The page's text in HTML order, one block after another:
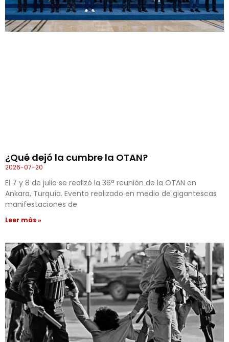
¿Qué dejó la cumbre la OTAN?
2026-07-20
El 7 y 8 de julio se realizó la 36ª reunión de la OTAN en
Ankara, Turquía. Evento realizado en medio de gigantescas
manifestaciones de
Leer más »